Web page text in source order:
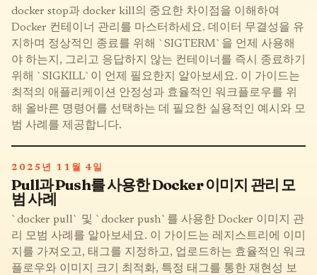
docker stop과 docker kill의 중요한 차이점을 이해하여
Docker 컨테이너 관리를 마스터하세요. 데이터 무결성을 유
지하며 정상적인 종료를 위해 `SIGTERM`을 언제 사용해
야 하는지, 그리고 응답하지 않는 컨테이너를 즉시 종료하기
위해 `SIGKILL`이 언제 필요한지 알아보세요. 이 가이드는
최적의 애플리케이션 안정성과 효율적인 워크플로우를 위
해 올바른 명령어를 선택하는 데 필요한 실용적인 예시와 모
범 사례를 제공합니다.
2025년 11월 4일
Pull과 Push를 사용한 Docker 이미지 관리 모
범 사례
`docker pull` 및 `docker push`를 사용한 Docker 이미지 관
리 모범 사례를 알아보세요. 이 가이드는 레지스트리에 이미
지를 가져오고, 태그를 지정하고, 업로드하는 효율적인 워크
플로우와 이미지 크기 최적화, 특정 태그를 통한 재현성 보